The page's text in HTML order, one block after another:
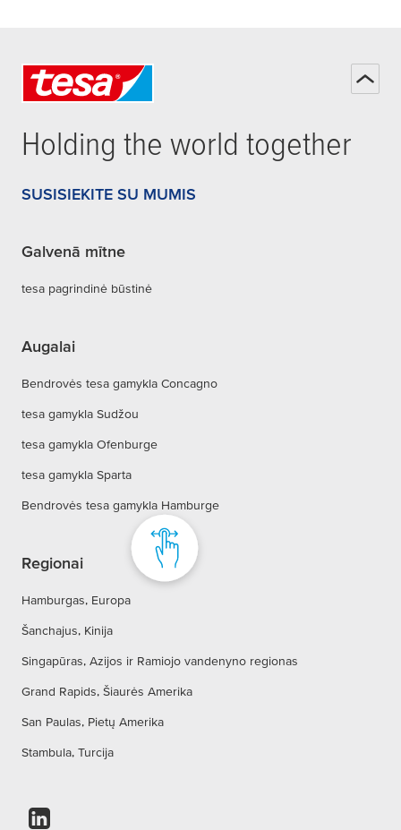
Holding the world together
SUSISIEKITE SU MUMIS
Galvenā mītne
tesa pagrindinė būstinė
Augalai
Bendrovės tesa gamykla Concagno
tesa gamykla Sudžou
tesa gamykla Ofenburge
tesa gamykla Sparta
Bendrovės tesa gamykla Hamburge
Regionai
Hamburgas, Europa
Šanchajus, Kinija
Singapūras, Azijos ir Ramiojo vandenyno regionas
Grand Rapids, Šiaurės Amerika
San Paulas, Pietų Amerika
Stambula, Turcija